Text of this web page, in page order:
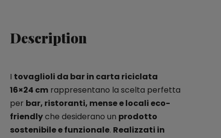
Description
I tovaglioli da bar in carta riciclata
16×24 cm rappresentano la scelta perfetta
per bar, ristoranti, mense e locali eco-
friendlyche desiderano un prodotto
sostenibile e funzionale. Realizzati in